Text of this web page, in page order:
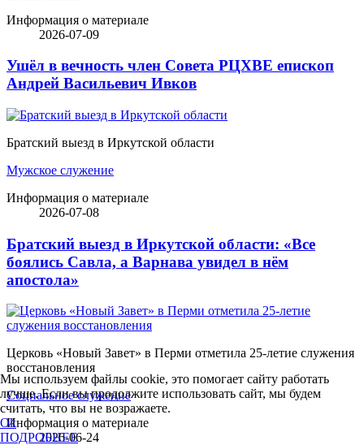
Информация о материале
2026-07-09
Ушёл в вечность член Совета РЦХВЕ епископ
Андрей Васильевич Ивков
Братский выезд в Иркутской области
Мужское служение
Информация о материале
2026-07-08
Братский выезд в Иркутской области: «Все
боялись Савла, а Варнава увидел в нём
апостола»
Церковь «Новый Завет» в Перми отметила 25-летие служения
восстановления
Социальное служение
Информация о материале
2026-06-24
Мы используем файлы cookie, это помогает сайту работать
лучше. Если вы продолжите использовать сайт, мы будем
считать, что вы не возражаете.
Ok
ПОДРОБНЕЕ